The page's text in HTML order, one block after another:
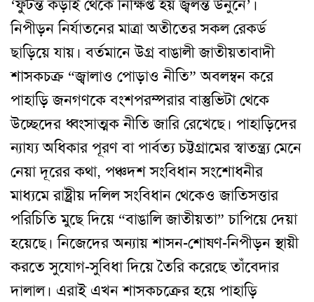
‘ফুটন্ত কড়াই থেকে নিক্ষিপ্ত হয় জ্বলন্ত উনুনে’।
নিপীড়ন নির্যাতনের মাত্রা অতীতের সকল রের্ক্ড
ছাড়িয়ে যায়। বর্তমানে উগ্র বাঙালী জাতীয়তাবাদী
শাসকচক্র “জ্বালাও পোড়াও নীতি” অবলম্বন করে
পাহাড়ি জনগণকে বংশপরম্পরার বাস্তুভিটা থেকে
উচ্ছেদের ধ্বংসাত্মক নীতি জারি রেখেছে। পাহাড়িদের
ন্যায্য অধিকার পূরণ বা পার্বত্য চট্টগ্রামের স্বাতন্ত্র্য মেনে
নেয়া দূরের কথা, পঞ্চদশ সংবিধান সংশোধনীর
মাধ্যমে রাষ্ট্রীয় দলিল সংবিধান থেকেও জাতিসত্তার
পরিচিতি মুছে দিয়ে “বাঙালি জাতীয়তা” চাপিয়ে দেয়া
হয়েছে। নিজেদের অন্যায় শাসন-শোষণ-নিপীড়ন স্থায়ী
করতে সুযোগ-সুবিধা দিয়ে তৈরি করেছে তাঁবেদার
দালাল। এরাই এখন শাসকচক্রের হয়ে পাহাড়ি